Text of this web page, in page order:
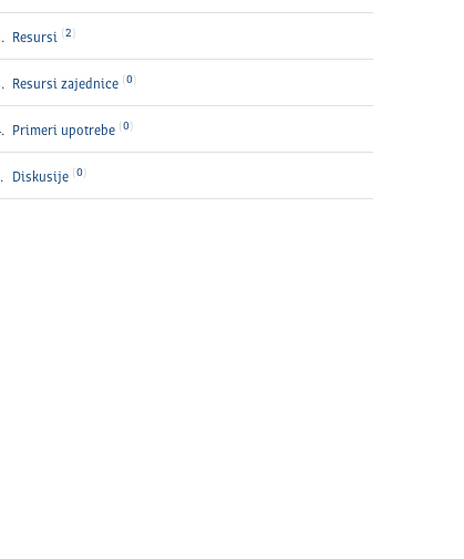
Resursi 2
Resursi zajednice 0
Primeri upotrebe 0
Diskusije 0